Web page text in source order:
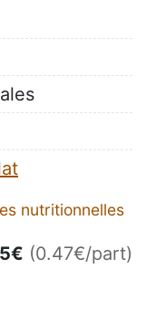
nutritionnelles
€ (0.47€/part)